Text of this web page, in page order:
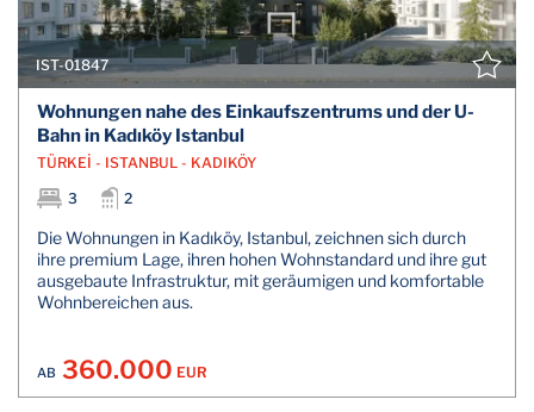
IST-01847
Wohnungen nahe des Einkaufszentrums und der U-
Bahn in Kadıköy Istanbul
TÜRKEİ - ISTANBUL - KADIKÖY
3
2
Die Wohnungen in Kadıköy, Istanbul, zeichnen sich durch
ihre premium Lage, ihren hohen Wohnstandard und ihre gut
ausgebaute Infrastruktur, mit geräumigen und komfortable
Wohnbereichen aus.
AB 360.000 EUR